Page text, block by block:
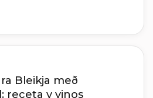
Bleikja með
receta y vinos